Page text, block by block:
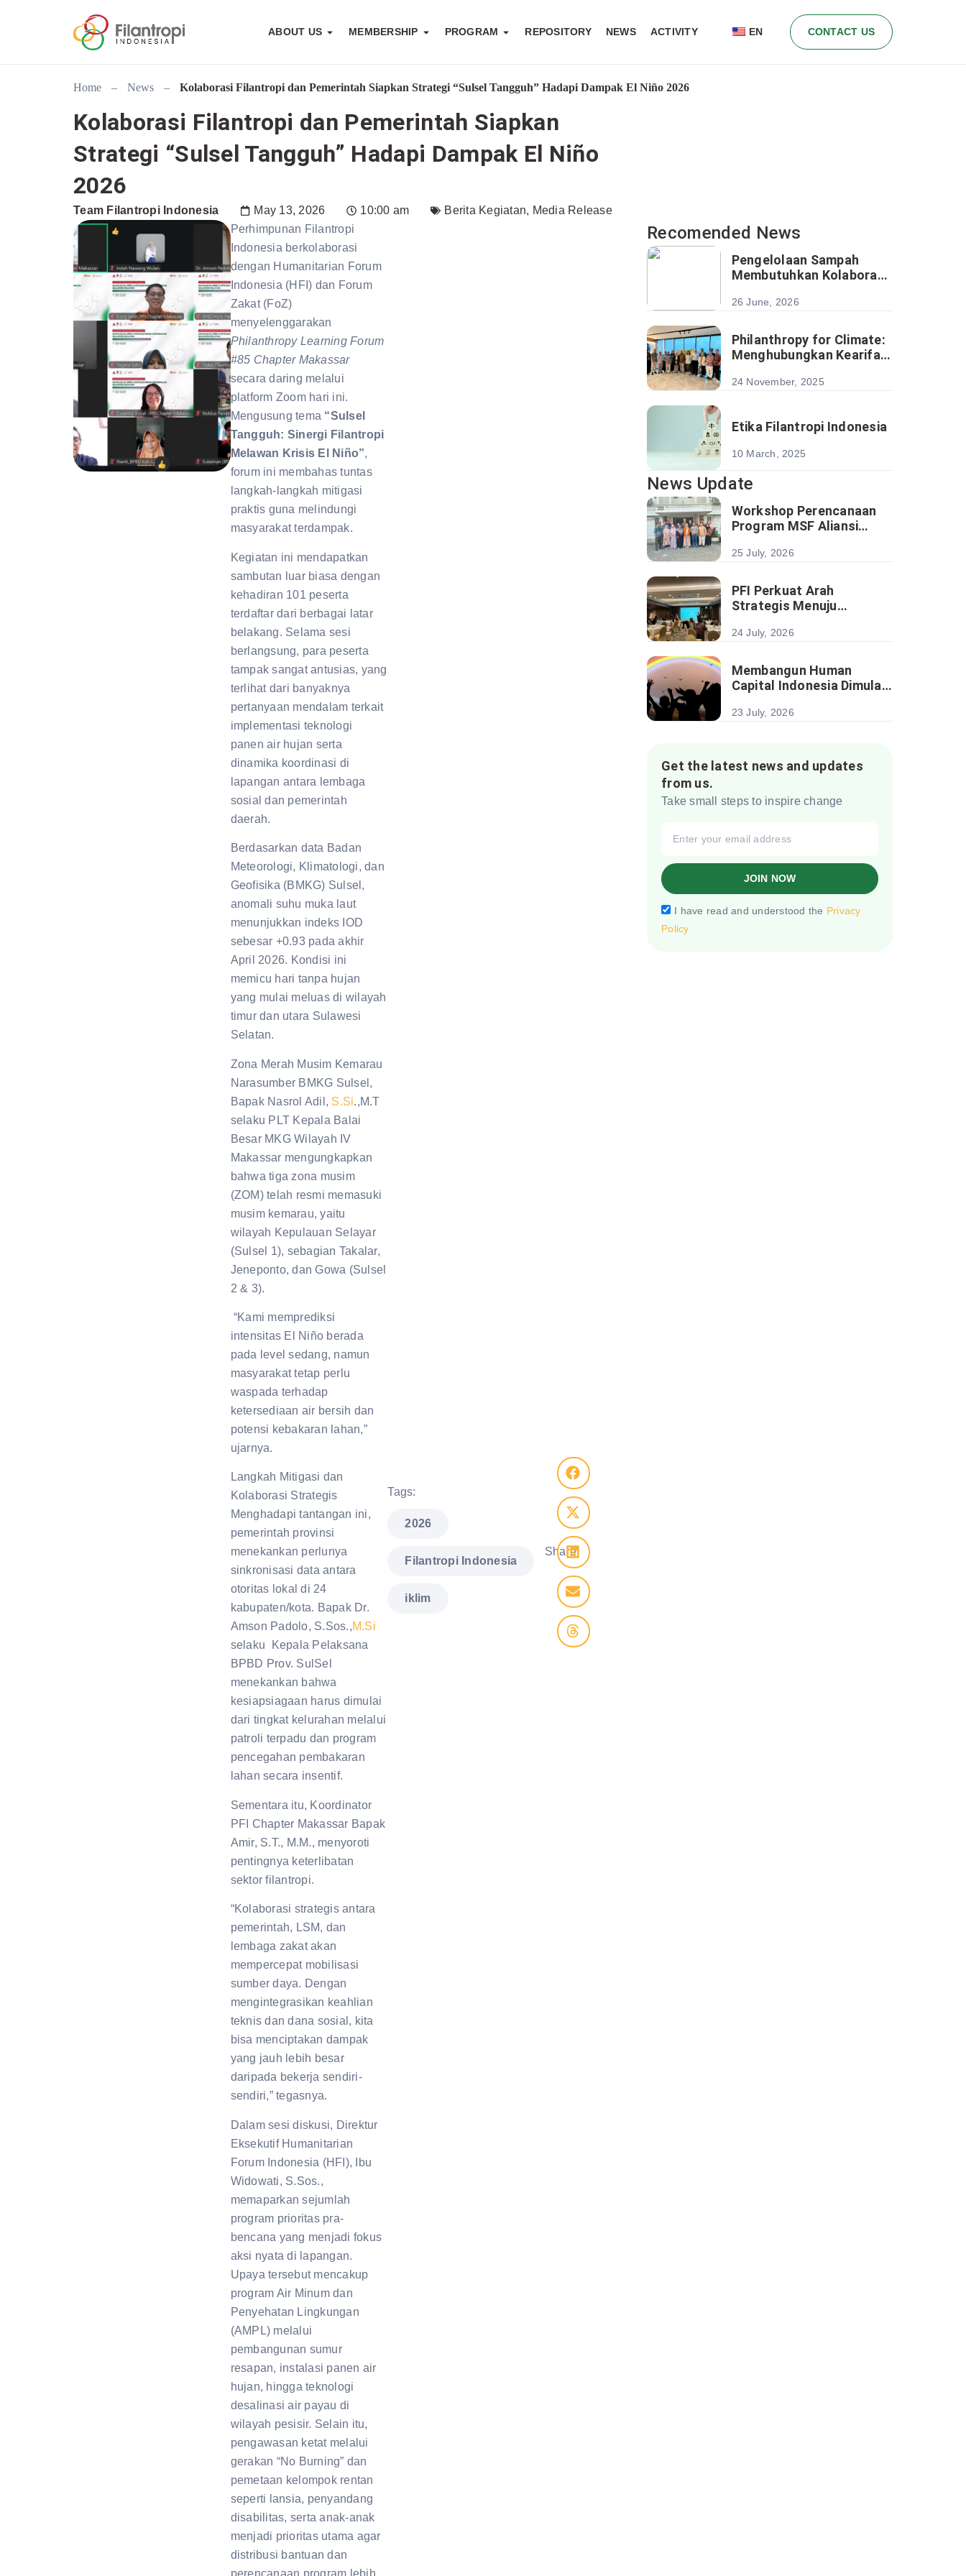
ABOUT US MEMBERSHIP PROGRAM REPOSITORY NEWS ACTIVITY EN CONTACT US
Home – News – Kolaborasi Filantropi dan Pemerintah Siapkan Strategi “Sulsel Tangguh” Hadapi Dampak El Niño 2026
Kolaborasi Filantropi dan Pemerintah Siapkan
Strategi “Sulsel Tangguh” Hadapi Dampak El Niño
2026
Team Filantropi Indonesia May 13, 2026 10:00 am Berita Kegiatan, Media Release
Perhimpunan Filantropi
Indonesia berkolaborasi
dengan Humanitarian Forum
Indonesia (HFI) dan Forum
Zakat (FoZ)
menyelenggarakan
Philanthropy Learning Forum
#85 Chapter Makassar
secara daring melalui
platform Zoom hari ini.
Mengusung tema “Sulsel
Tangguh: Sinergi Filantropi
Melawan Krisis El Niño”,
forum ini membahas tuntas
langkah-langkah mitigasi
praktis guna melindungi
masyarakat terdampak.
Kegiatan ini mendapatkan
sambutan luar biasa dengan
kehadiran 101 peserta
terdaftar dari berbagai latar
belakang. Selama sesi
berlangsung, para peserta
tampak sangat antusias, yang
terlihat dari banyaknya
pertanyaan mendalam terkait
implementasi teknologi
panen air hujan serta
dinamika koordinasi di
lapangan antara lembaga
sosial dan pemerintah
daerah.
Berdasarkan data Badan
Meteorologi, Klimatologi, dan
Geofisika (BMKG) Sulsel,
anomali suhu muka laut
menunjukkan indeks IOD
sebesar +0.93 pada akhir
April 2026. Kondisi ini
memicu hari tanpa hujan
yang mulai meluas di wilayah
timur dan utara Sulawesi
Selatan.
Zona Merah Musim Kemarau
Narasumber BMKG Sulsel,
Bapak Nasrol Adil, S.Si.,M.T
selaku PLT Kepala Balai
Besar MKG Wilayah IV
Makassar mengungkapkan
bahwa tiga zona musim
(ZOM) telah resmi memasuki
musim kemarau, yaitu
wilayah Kepulauan Selayar
(Sulsel 1), sebagian Takalar,
Jeneponto, dan Gowa (Sulsel
2 & 3).
“Kami memprediksi
intensitas El Niño berada
pada level sedang, namun
masyarakat tetap perlu
waspada terhadap
ketersediaan air bersih dan
potensi kebakaran lahan,”
ujarnya.
Langkah Mitigasi dan
Kolaborasi Strategis
Menghadapi tantangan ini,
pemerintah provinsi
menekankan perlunya
sinkronisasi data antara
otoritas lokal di 24
kabupaten/kota. Bapak Dr.
Amson Padolo, S.Sos.,M.Si
selaku Kepala Pelaksana
BPBD Prov. SulSel
menekankan bahwa
kesiapsiagaan harus dimulai
dari tingkat kelurahan melalui
patroli terpadu dan program
pencegahan pembakaran
lahan secara insentif.
Sementara itu, Koordinator
PFI Chapter Makassar Bapak
Amir, S.T., M.M., menyoroti
pentingnya keterlibatan
sektor filantropi.
“Kolaborasi strategis antara
pemerintah, LSM, dan
lembaga zakat akan
mempercepat mobilisasi
sumber daya. Dengan
mengintegrasikan keahlian
teknis dan dana sosial, kita
bisa menciptakan dampak
yang jauh lebih besar
daripada bekerja sendiri-
sendiri,” tegasnya.
Dalam sesi diskusi, Direktur
Eksekutif Humanitarian
Forum Indonesia (HFI), Ibu
Widowati, S.Sos.,
memaparkan sejumlah
program prioritas pra-
bencana yang menjadi fokus
aksi nyata di lapangan.
Upaya tersebut mencakup
program Air Minum dan
Penyehatan Lingkungan
(AMPL) melalui
pembangunan sumur
resapan, instalasi panen air
hujan, hingga teknologi
desalinasi air payau di
wilayah pesisir. Selain itu,
pengawasan ketat melalui
gerakan “No Burning” dan
pemetaan kelompok rentan
seperti lansia, penyandang
disabilitas, serta anak-anak
menjadi prioritas utama agar
distribusi bantuan dan
perencanaan program lebih
Tags:
2026
Filantropi Indonesia
iklim
Share:
Recomended News
Pengelolaan Sampah
Membutuhkan Kolaborasi
Inovasi untuk Solusi
26 June, 2026
Philanthropy for Climate:
Menghubungkan Kearifan
Global untuk Masa Depan
24 November, 2025
Etika Filantropi Indonesia
10 March, 2025
News Update
Workshop Perencanaan
Program MSF Aliansi
Satukan Analisis Sektoral
Program Berbasis Desa
25 July, 2026
PFI Perkuat Arah
Strategis Menuju
Lebih Kolaboratif dan
24 July, 2026
Membangun Human
Capital Indonesia Dimulai
23 July, 2026
Get the latest news and updates
from us.
Take small steps to inspire change
I have read and understood the Privacy
Policy
JOIN NOW